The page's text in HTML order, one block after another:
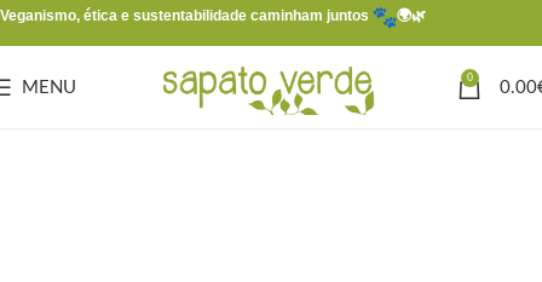
Veganismo, ética e sustentabilidade caminham juntos 🌍🌿
MENU
0
0.00